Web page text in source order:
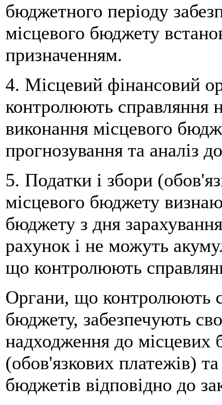
бюджетного періоду
місцевого бюджету
призначенням.
4. Місцевий фінансовий
контролюють справляння
виконання місцевого
прогнозування та аналіз
5. Податки і збори
місцевого бюджету
бюджету з дня
рахунок і не можуть
що контролюють
Органи, що контролюють
бюджету, забезпечують
надходження до місцевих
(обов'язкових платежів)
бюджетів відповідно до